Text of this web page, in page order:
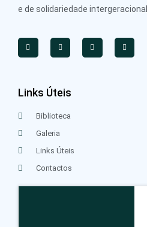
e de solidariedade intergeracional.
Links Úteis
Biblioteca
Galeria
Links Úteis
Contactos